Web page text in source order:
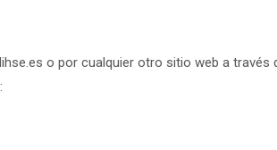
o por cualquier otro sitio web a